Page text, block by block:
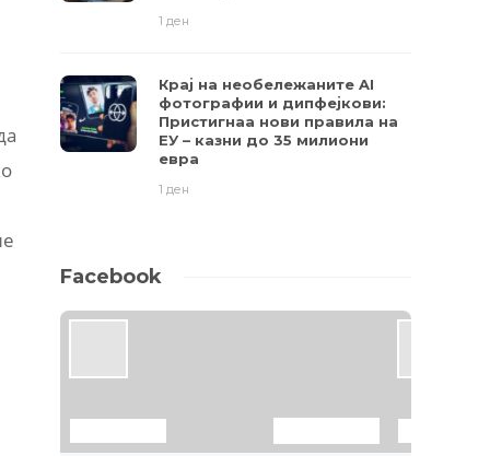
1 ден
Крај на необележаните AI
фотографии и дипфејкови:
Пристигнаа нови правила на
ЕУ – казни до 35 милиони
евра
1 ден
Facebook